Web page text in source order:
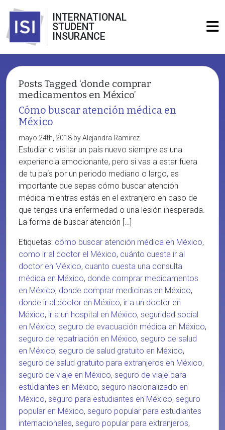
INTERNATIONAL
STUDENT
INSURANCE
Posts Tagged ‘donde comprar
medicamentos en México’
Cómo buscar atención médica en
México
mayo 24th, 2018 by Alejandra Ramirez
Estudiar o visitar un país nuevo siempre es una
experiencia emocionante, pero si vas a estar fuera
de tu país por un periodo mediano o largo, es
importante que sepas cómo buscar atención
médica mientras estás en el extranjero en caso de
que tengas una enfermedad o una lesión inesperada.
La forma de buscar atención […]
Etiquetas: cómo buscar atención médica en México,
como ir al doctor el México, cuánto cuesta ir al
doctor en México, cuanto cuesta una consulta
médica en México, donde comprar medicamentos
en México, donde comprar medicinas en México,
donde ir al doctor en México, ir a un doctor en
México, ir a un hospital en México, seguridad social
en México, seguro de evacuación médica en México,
seguro de repatriación en México, seguro de salud
en México, seguro de salud gratuito en México,
seguro de salud gratuito para extranjeros en México,
seguro de viaje en México, seguro de viaje para
estudiantes en México, seguro nacionalizado en
México, seguro para estudiantes en México, seguro
popular en México, seguro popular para estudiantes
internacionales, seguro popular para extranjeros,